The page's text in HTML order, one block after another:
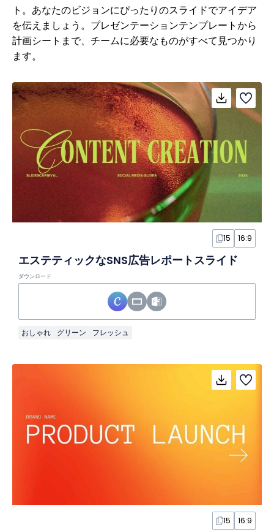
ト。あなたのビジョンにぴったりのスライドでアイデア
を伝えましょう。プレゼンテーションテンプレートから
計画シートまで、チームに必要なものがすべて見つかり
ます。
15 16:9
エステティックなSNS広告レポートスライド
ダウンロード
おしゃれ グリーン フレッシュ
15 16:9